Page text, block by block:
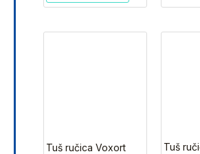
Tuš ručica Voxort
Tuš